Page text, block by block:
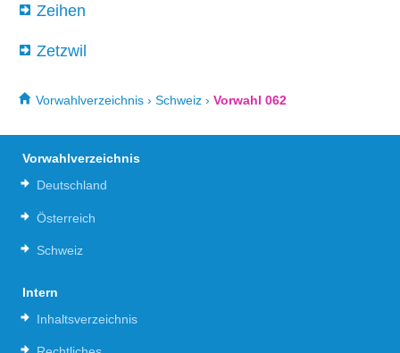
Zeihen
Zetzwil
Vorwahlverzeichnis › Schweiz › Vorwahl 062
Vorwahlverzeichnis
Deutschland
Österreich
Schweiz
Intern
Inhaltsverzeichnis